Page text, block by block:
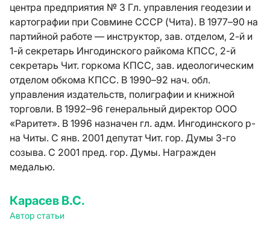
центра предприятия № 3 Гл. управления геодезии и
картографии при Совмине СССР (Чита). В 1977–90 на
партийной работе — инструктор, зав. отделом, 2-й и
1-й секретарь Ингодинского райкома КПСС, 2-й
секретарь Чит. горкома КПСС, зав. идеологическим
отделом обкома КПСС. В 1990–92 нач. обл.
управления издательств, полиграфии и книжной
торговли. В 1992–96 генеральный директор ООО
«Раритет». В 1996 назначен гл. адм. Ингодинского р-
на Читы. С янв. 2001 депутат Чит. гор. Думы 3-го
созыва. С 2001 пред. гор. Думы. Награжден
медалью.
Карасев В.С.
Автор статьи